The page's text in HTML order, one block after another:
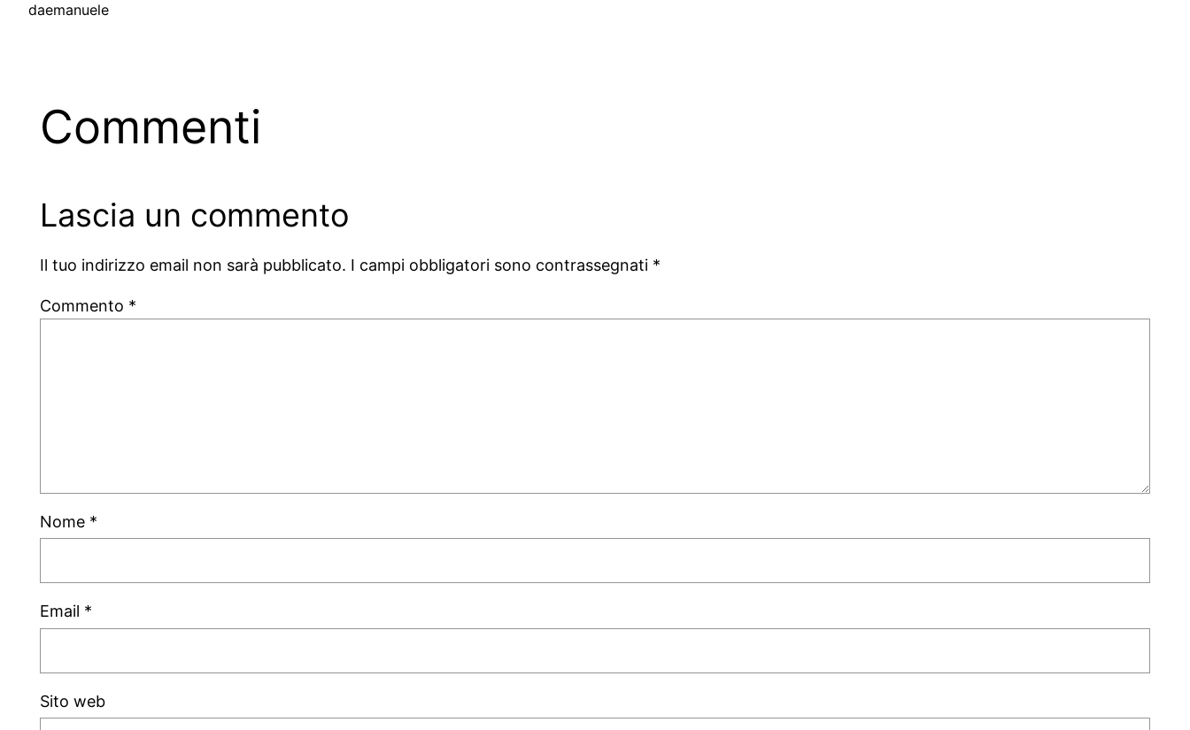
daemanuele
Commenti
Lascia un commento
Il tuo indirizzo email non sarà pubblicato. I campi obbligatori sono contrassegnati *
Commento *
Nome *
Email *
Sito web